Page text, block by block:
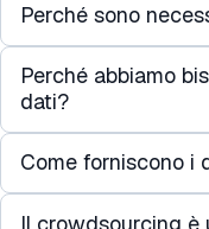
I servizi di
di contributori per
di training IA,
aziende di
Perché sono
Con le normative
dati che diventa
su misura in modo
Perché abbiamo
dati?
Con il volume di
progetti IA, può
Come forniscono i
Il crowdsourcing è